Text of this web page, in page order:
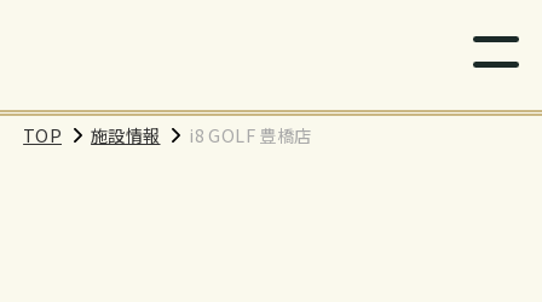
TOP 施設情報 i8 GOLF 豊橋店